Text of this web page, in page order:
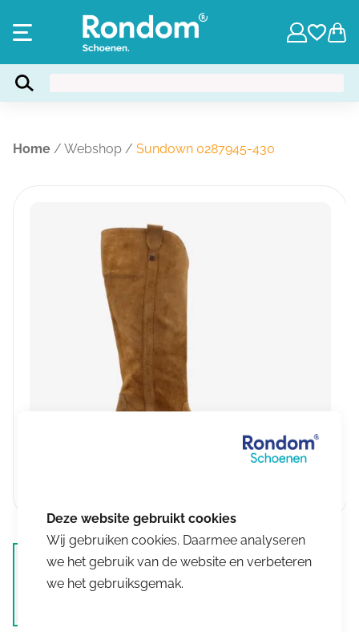
Home / Webshop / Sundown 0287945-430
Wij gebruiken cookies. Daarmee analyseren
we het gebruik van de website en verbeteren
we het gebruiksgemak.